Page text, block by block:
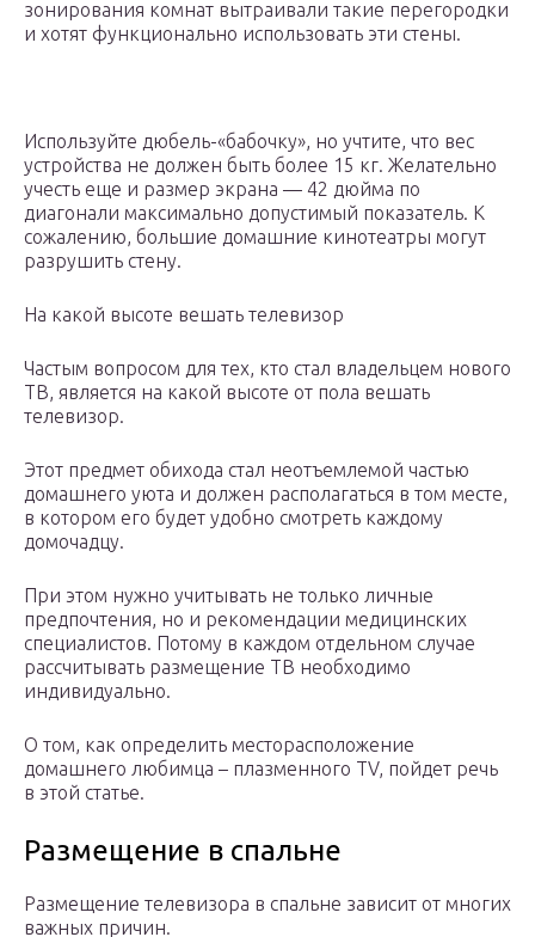
зонирования комнат вытраивали такие перегородки
и хотят функционально использовать эти стены.
Используйте дюбель-«бабочку», но учтите, что вес
устройства не должен быть более 15 кг. Желательно
учесть еще и размер экрана — 42 дюйма по
диагонали максимально допустимый показатель. К
сожалению, большие домашние кинотеатры могут
разрушить стену.
На какой высоте вешать телевизор
Частым вопросом для тех, кто стал владельцем нового
ТВ, является на какой высоте от пола вешать
телевизор.
Этот предмет обихода стал неотъемлемой частью
домашнего уюта и должен располагаться в том месте,
в котором его будет удобно смотреть каждому
домочадцу.
При этом нужно учитывать не только личные
предпочтения, но и рекомендации медицинских
специалистов. Потому в каждом отдельном случае
рассчитывать размещение ТВ необходимо
индивидуально.
О том, как определить месторасположение
домашнего любимца – плазменного TV, пойдет речь
в этой статье.
Размещение в спальне
Размещение телевизора в спальне зависит от многих
важных причин.